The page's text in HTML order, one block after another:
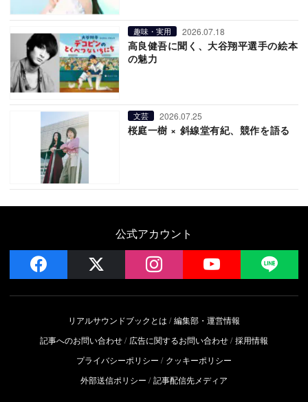
趣味・実用 2026.07.18
高良健吾に聞く、大谷翔平選手の絵本
の魅力
文芸 2026.07.25
桜庭一樹 × 斜線堂有紀、競作を語る
公式アカウント
facebook instagram YouTube
リアルサウンドブックとは
編集部・運営情報
記事へのお問い合わせ
広告に関するお問い合わせ 採用情報
プライバシーポリシー
クッキーポリシー
外部送信ポリシー
記事配信先メディア